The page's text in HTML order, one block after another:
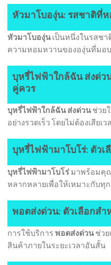
หัวมาโบองุ่น: รสชาติที่
หัวมาโบองุ่น เป็นหนึ่งในรสช
ความหอมหวานขององุ่นที่มอ
บุหรี่ไฟฟ้าใกล้ฉัน ส่งด่
คู่ควร
บุหรี่ไฟฟ้าใกล้ฉัน ส่งด่วน ช่วย
อย่างรวดเร็ว โดยไม่ต้องเสียเว
บุหรี่ไฟฟ้ามาโบโร่: ตัว
บุหรี่ไฟฟ้ามาโบโร่ มาพร้อมคุ
หลากหลายเพื่อให้เหมาะกับทุ
พอตส่งด่วน: ตัวเลือกสำ
การใช้บริการ พอตส่งด่วน ช่ว
สินค้าภายในระยะเวลาอันสั้น